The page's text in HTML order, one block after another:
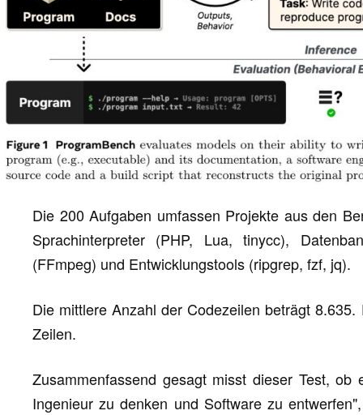
Die 200 Aufgaben umfassen Projekte aus den
Sprachinterpreter (PHP, Lua, tinycc),
(FFmpeg) und Entwicklungstools (ripgrep, fzf, jq).
Die mittlere Anzahl der Codezeilen beträgt
Zeilen.
Zusammenfassend gesagt misst dieser Test,
Ingenieur zu denken und Software zu